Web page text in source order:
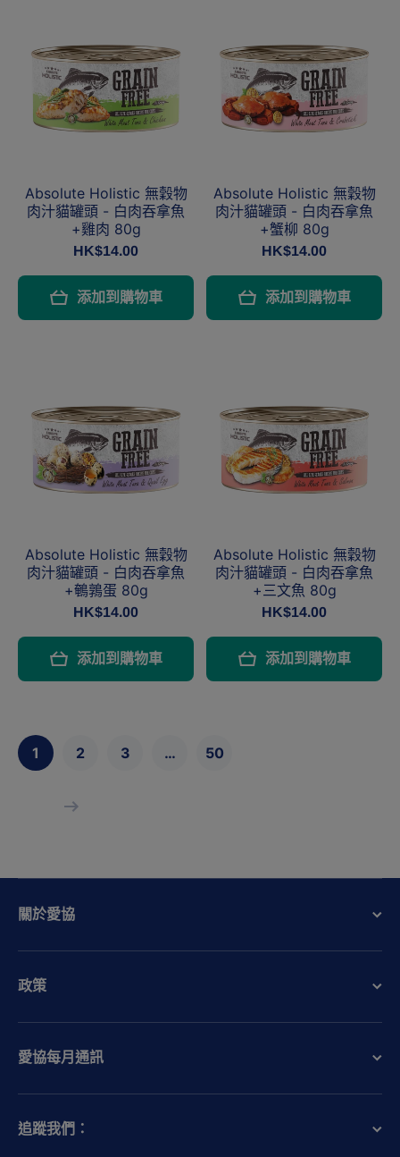
Absolute Holistic 無穀物
肉汁貓罐頭 - 白肉吞拿魚
+雞肉 80g
HK$14.00
添加到購物車
Absolute Holistic 無穀物
肉汁貓罐頭 - 白肉吞拿魚
+蟹柳 80g
HK$14.00
添加到購物車
Absolute Holistic 無穀物
肉汁貓罐頭 - 白肉吞拿魚
+鵪鶉蛋 80g
HK$14.00
添加到購物車
Absolute Holistic 無穀物
肉汁貓罐頭 - 白肉吞拿魚
+三文魚 80g
HK$14.00
添加到購物車
1 2 3 … 50
關於愛協
政策
愛協每月通訊
追蹤我們：